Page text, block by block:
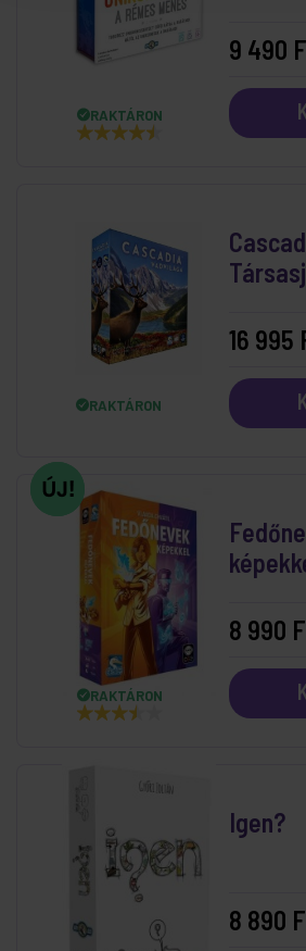
RAKTÁRON
9 490
RAKTÁRON
16 995
RAKTÁRON
8 990
Igen?
8 890